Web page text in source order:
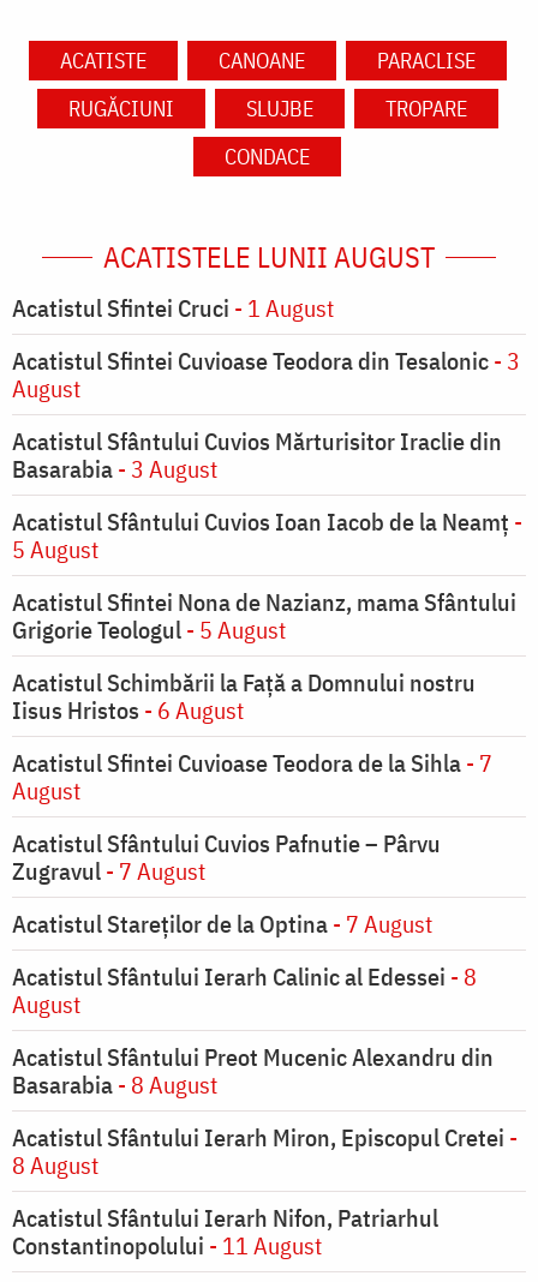
ACATISTE CANOANE
PARACLISE
RUGĂCIUNI
SLUJBE
TROPARE
CONDACE
ACATISTELE LUNII AUGUST
Acatistul Sfintei Cruci - 1 August
Acatistul Sfintei Cuvioase Teodora din Tesalonic- 3
August
Acatistul Sfântului Cuvios Mărturisitor Iraclie din
Basarabia- 3 August
Acatistul Sfântului Cuvios Ioan Iacob de la Neamț -
5 August
Acatistul Sfintei Nona de Nazianz, mama Sfântului
Grigorie Teologul- 5 August
Acatistul Schimbării la Faţă a Domnului nostru
Iisus Hristos - 6 August
Acatistul Sfintei Cuvioase Teodora de la Sihla- 7
August
Acatistul Sfântului Cuvios Pafnutie – Pârvu
Zugravul- 7 August
Acatistul Stareţilor de la Optina- 7 August
Acatistul Sfântului Ierarh Calinic al Edessei - 8
August
Acatistul Sfântului Preot Mucenic Alexandru din
Basarabia- 8 August
Acatistul Sfântului Ierarh Miron, Episcopul Cretei -
8 August
Acatistul Sfântului Ierarh Nifon, Patriarhul
Constantinopolului - 11 August